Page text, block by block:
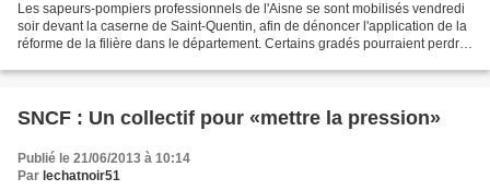
Les sapeurs-pompiers professionnels de l'Aisne se sont mobilisés vendredi
soir devant la caserne de Saint-Quentin, afin de dénoncer l'application de la
réforme de la filière dans le département. Certains gradés pourraient perdre
SNCF : Un collectif pour «mettre la pression»
Publié le 21/06/2013 à 10:14
Par lechatnoir51